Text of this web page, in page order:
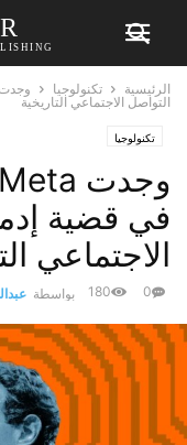
الرئيسية تكنولوجيا
التواصل الاجتماعي التاريخية
تكنولوجيا
في قضية
الاجتماعي
بواسطة 0
180